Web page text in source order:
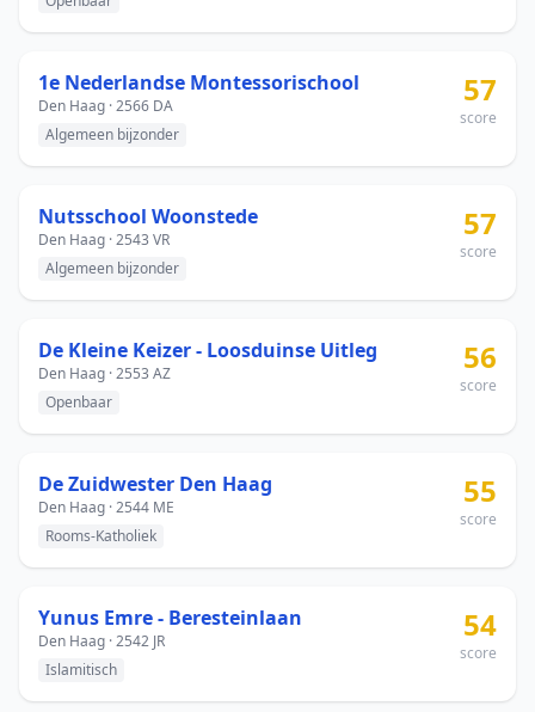
1e Nederlandse Montessorischool
Den Haag · 2566 DA
Algemeen bijzonder
57
score
Nutsschool Woonstede
Den Haag · 2543 VR
Algemeen bijzonder
57
score
De Kleine Keizer - Loosduinse Uitleg
Den Haag · 2553 AZ
Openbaar
56
score
De Zuidwester Den Haag
Den Haag · 2544 ME
Rooms-Katholiek
55
score
Yunus Emre - Beresteinlaan
Den Haag · 2542 JR
Islamitisch
54
score